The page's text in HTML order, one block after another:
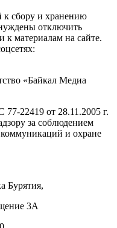
к сбору и хранению
отключить
к материалам на сайте.
«Байкал Медиа
22419 от 28.11.2005 г.
за соблюдением
коммуникаций и охране
Бурятия,
3А